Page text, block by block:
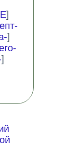
]
]
]